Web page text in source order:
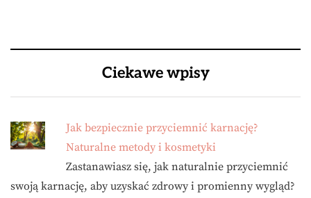
Ciekawe wpisy
Jak bezpiecznie przyciemnić karnację?
Naturalne metody i kosmetyki
Zastanawiasz się, jak naturalnie przyciemnić
swoją karnację, aby uzyskać zdrowy i promienny wygląd?